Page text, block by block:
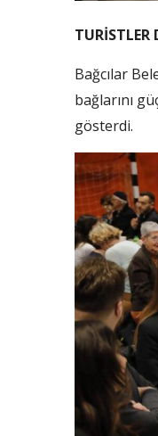
TURİSTLER
Bağcılar
bağlarını
gösterdi.